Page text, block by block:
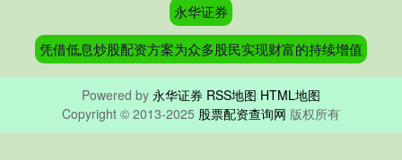
永华证券
凭借低息炒股配资方案为众多股民实现财富的持续增值
Powered by 永华证券 RSS地图 HTML地图
Copyright © 2013-2025 股票配资查询网 版权所有